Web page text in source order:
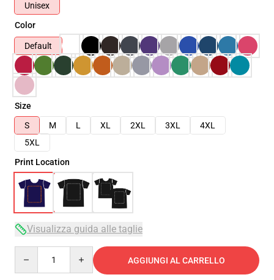
Unisex
Color
Default
Size
S
M L XL 2XL 3XL
4XL
5XL
Print Location
Visualizza guida alle taglie
AGGIUNGI AL CARRELLO